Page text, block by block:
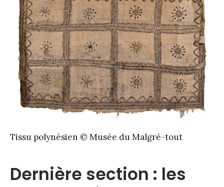
Tissu polynésien © Musée du Malgré-tout
Dernière section : les